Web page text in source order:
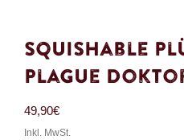
Squishable
Plague
49,90€
Inkl. MwSt.